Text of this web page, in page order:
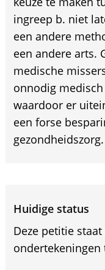
ingreep b. niet
een andere
een andere arts.
medische
onnodig
waardoor er
een forse
gezondheidszorg.
Huidige status
Deze petitie
ondertekeningen